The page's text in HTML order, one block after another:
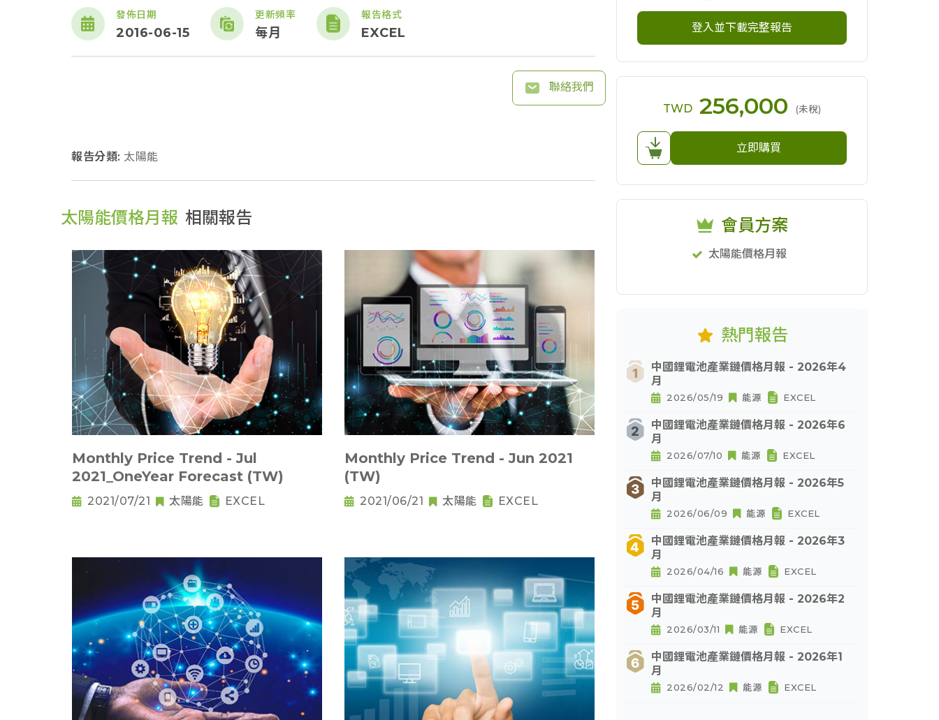
發佈日期
2016-06-15
更新頻率
每月
報告格式
EXCEL
聯絡我們
報告分類: 太陽能
太陽能價格月報 相關報告
Monthly Price Trend - Jul
2021_OneYear Forecast (TW)
2021/07/21 太陽能 EXCEL
Monthly Price Trend - Jun 2021
(TW)
2021/06/21 太陽能 EXCEL
登入並下載完整報告
TWD 256,000 (未稅)
立即購買
會員方案
太陽能價格月報
熱門報告
中國鋰電池產業鏈價格月報 - 2026年4
月
2026/05/19 能源 EXCEL
中國鋰電池產業鏈價格月報 - 2026年6
月
2026/07/10 能源 EXCEL
中國鋰電池產業鏈價格月報 - 2026年5
月
2026/06/09 能源 EXCEL
中國鋰電池產業鏈價格月報 - 2026年3
月
2026/04/16 能源 EXCEL
中國鋰電池產業鏈價格月報 - 2026年2
月
2026/03/11 能源 EXCEL
中國鋰電池產業鏈價格月報 - 2026年1
月
2026/02/12 能源 EXCEL